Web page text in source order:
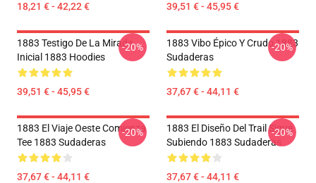
18,21 € - 42,22 € 39,51 € - 45,95 €
1883 Testigo De La Mirada
Inicial 1883 Hoodies
39,51 € - 45,95 €
-20%
1883 Vibo Épico Y Crudo 1883
Sudaderas
37,67 € - 44,11 €
-20%
1883 El Viaje Oeste Comienza
Tee 1883 Sudaderas
37,67 € - 44,11 €
-20%
1883 El Diseño Del Trail Sigue
Subiendo 1883 Sudaderas
37,67 € - 44,11 €
-20%